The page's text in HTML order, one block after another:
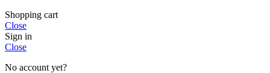
Shopping cart
Close
Sign in
Close
No account yet?